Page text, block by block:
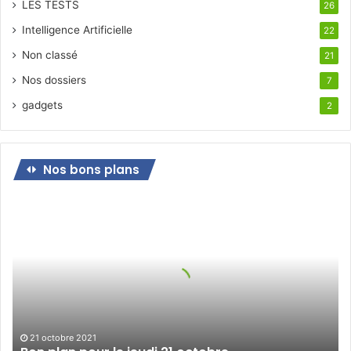
LES TESTS 26
Intelligence Artificielle 22
Non classé 21
Nos dossiers 7
gadgets 2
Nos bons plans
21 octobre 2021